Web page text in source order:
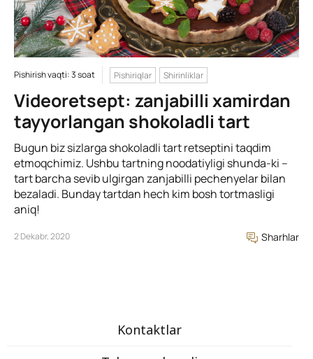
Pishirish vaqti: 3 soat Pishiriqlar Shirinliklar
Videoretsept: zanjabilli xamirdan
tayyorlangan shokoladli tart
Bugun biz sizlarga shokoladli tart retseptini taqdim
etmoqchimiz. Ushbu tartning noodatiyligi shunda-ki –
tart barcha sevib ulgirgan zanjabilli pechenyelar bilan
bezaladi. Bunday tartdan hech kim bosh tortmasligi
aniq!
2 Dekabr, 2020 Sharhlar
Kontaktlar